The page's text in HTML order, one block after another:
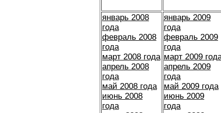
январь 2008
года
февраль 2008
года
март 2008 года
апрель 2008
года
май 2008 года
июнь 2008
года
январь 2009
года
февраль 2009
года
март 2009
апрель 2009
года
май 2009 года
июнь 2009
года